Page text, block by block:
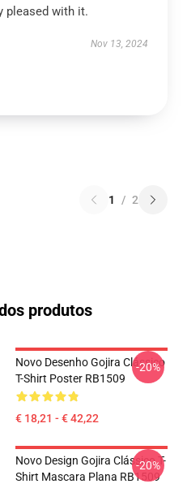
pleased with it.
Nov 13, 2024
1 / 2
produtos
Novo Desenho Gojira Clássico
T-Shirt Poster RB1509
€ 18,21 - € 42,22
-20%
Novo Design Gojira Clássico T-
Shirt Mascara Plana RB1509
-20%